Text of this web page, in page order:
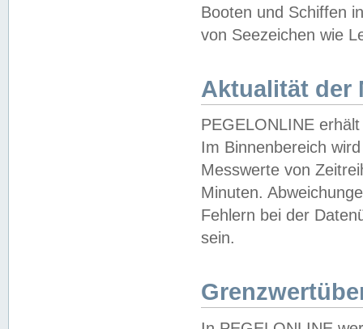
Booten und Schiffen
von Seezeichen wie
Aktualität der
PEGELONLINE
Im Binnenbereich
Messwerte von
Minuten.
Fehlern bei der
sein.